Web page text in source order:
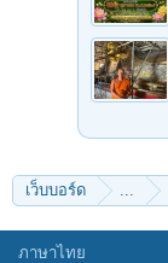
เว็บบอร์ด
ภาษาไทย